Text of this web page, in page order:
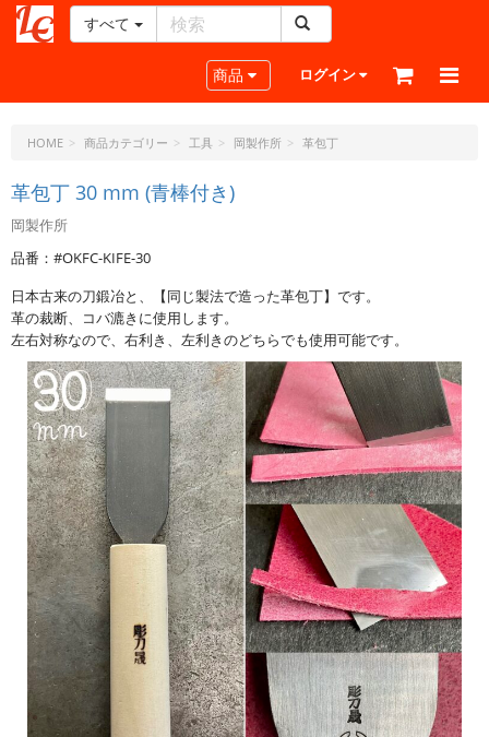
ー
ラ
ト・
ド
ッ
ト・
ジ
ェ
ー
ピ
ー
すべて
Toggle navigation
商品 ログイン
HOME 商品カテゴリー 工具 岡製作所 革包丁
革包丁 30 mm (青棒付き)
岡製作所
品番：#OKFC-KIFE-30
日本古来の刀鍛冶と、【同じ製法で造った革包丁】です。
革の裁断、コバ漉きに使用します。
左右対称なので、右利き、左利きのどちらでも使用可能です。